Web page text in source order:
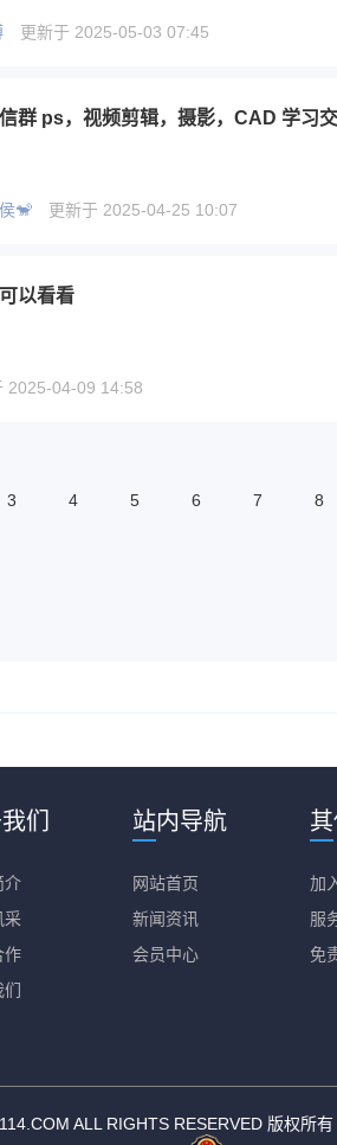
更新于 2025-05-03 07:45
🐒 更新于 2025-04-25 10:07
以看看
2025-04-09 14:58
3 4 5 6 7 8
们
介
采
作
站内导航
网站首页
新闻资讯
会员中心
加
服
免
ALL RIGHTS RESERVED 版权所